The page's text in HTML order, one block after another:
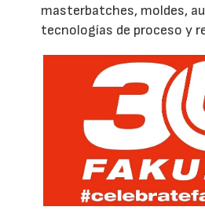
masterbatches, moldes,
tecnologías de proceso y